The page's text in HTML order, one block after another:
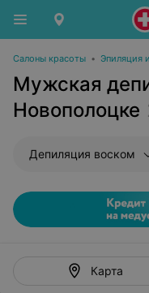
Салоны красоты • Эпиляция
Мужская
Новополоцке
Депиляция воском
Карта